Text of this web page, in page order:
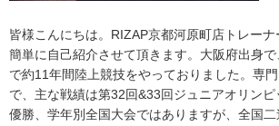
皆様こんにちは。RIZAP京都河原町店トレーナ
簡単に自己紹介させて頂きます。大阪府出身
で約11年間陸上競技をやっておりました。専
で、主な戦績は第32回&33回ジュニアオリン
優勝、学年別全国大会ではありますが、全国